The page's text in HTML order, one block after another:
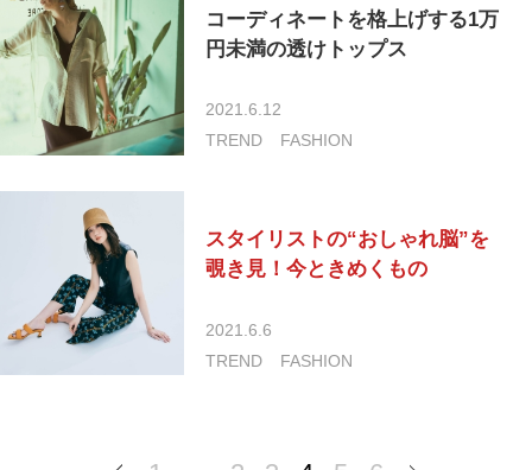
コーディネートを格上げする1万
円未満の透けトップス
2021.6.12
TREND
FASHION
スタイリストの“おしゃれ脳”を
覗き見！今ときめくもの
2021.6.6
TREND
FASHION